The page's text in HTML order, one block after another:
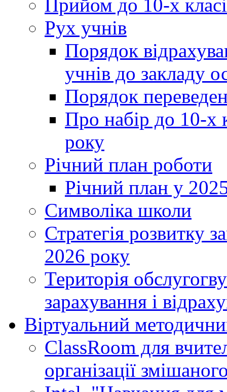
Прийом до 10-х
Рух учнів
Порядок
учнів до закладу
Порядок
Про набір до 10-х
року
Річний план роботи
Річний план у
Символіка школи
Стратегія розвитку
2026 року
Територія
зарахування і
Віртуальний
ClassRoom для
організації